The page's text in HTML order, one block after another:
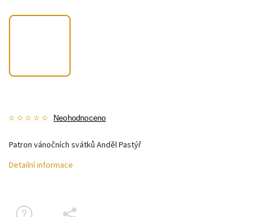
Neohodnoceno
Patron vánočních svátků Anděl Pastýř
Detailní informace